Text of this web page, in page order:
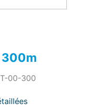
300m
00-300